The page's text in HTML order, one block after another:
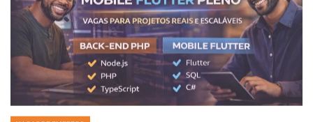
POSTED